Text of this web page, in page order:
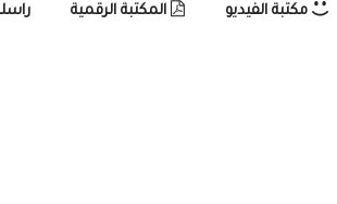
مكتبة الفيديو المكتبة الرقمية